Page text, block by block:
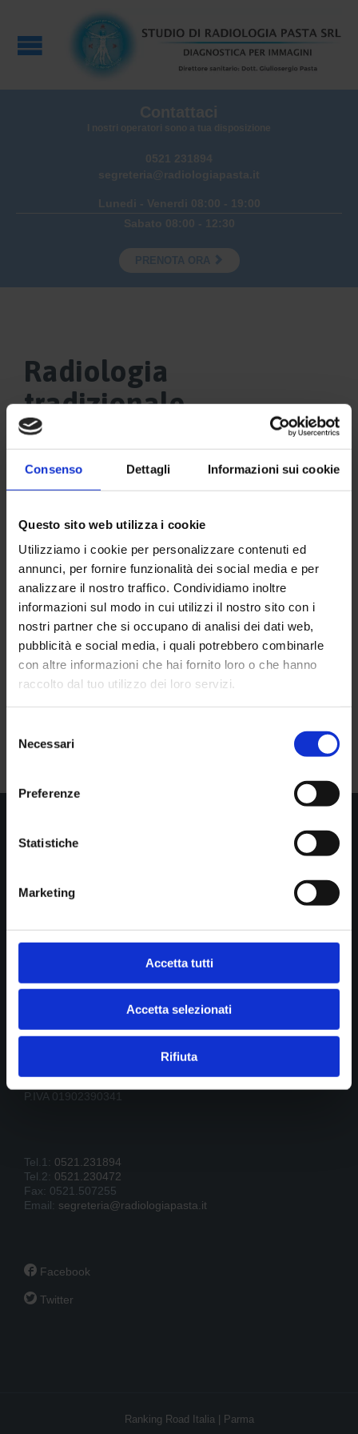
Consenso Dettagli Informazioni sui cookie
Questo sito web utilizza i cookie
Utilizziamo i cookie per personalizzare contenuti ed
annunci, per fornire funzionalità dei social media e per
analizzare il nostro traffico. Condividiamo inoltre
informazioni sul modo in cui utilizzi il nostro sito con i
nostri partner che si occupano di analisi dei dati web,
pubblicità e social media, i quali potrebbero combinarle
con altre informazioni che hai fornito loro o che hanno
raccolto dal tuo utilizzo dei loro servizi.
delNecessari
Preferenze
Statistiche
Marketing
Accetta tutti
Accetta selezionati
Rifiuta
Contattaci
I nostri operatori sono a tua disposizione
0521 231894
segreteria@radiologiapasta.it
Lunedi - Venerdi 08:00 - 19:00
Sabato 08:00 - 12:30
PRENOTA ORA 
Radiologia
tradizionale
STUDIO DI RADIOLOGIA PASTA srl
P.IVA 01902390341
Tel.1: 0521.231894
Tel.2: 0521.230472
Fax: 0521.507255
Email: segreteria@radiologiapasta.it
 Facebook
 Twitter
Ranking Road Italia | Parma